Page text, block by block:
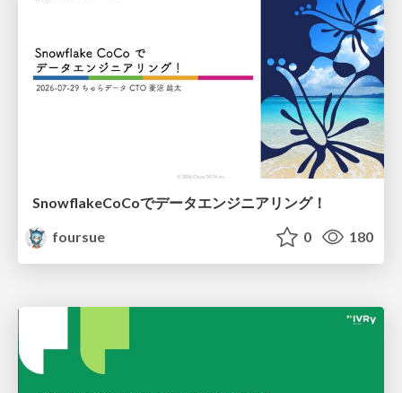
SnowflakeCoCoでデータエンジニアリング！
foursue
0 180